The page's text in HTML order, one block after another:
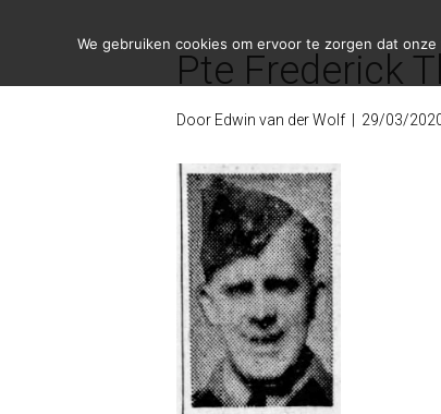
Pte Frederick
Door Edwin van der Wolf 29/03/
We gebruiken cookies om ervoor te zorgen dat